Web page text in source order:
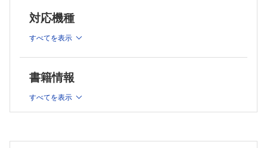
執筆者一覧
目次
第112回 医師国家試験からの変更点について
第115回 医師国試 合格者数／合格基準／得点数分布
第115回 医師国試 解答形式別問題数
対応機種
すべてを表示
書籍情報
すべてを表示